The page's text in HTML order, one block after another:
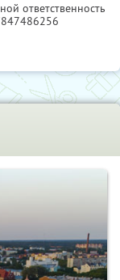
ответственность